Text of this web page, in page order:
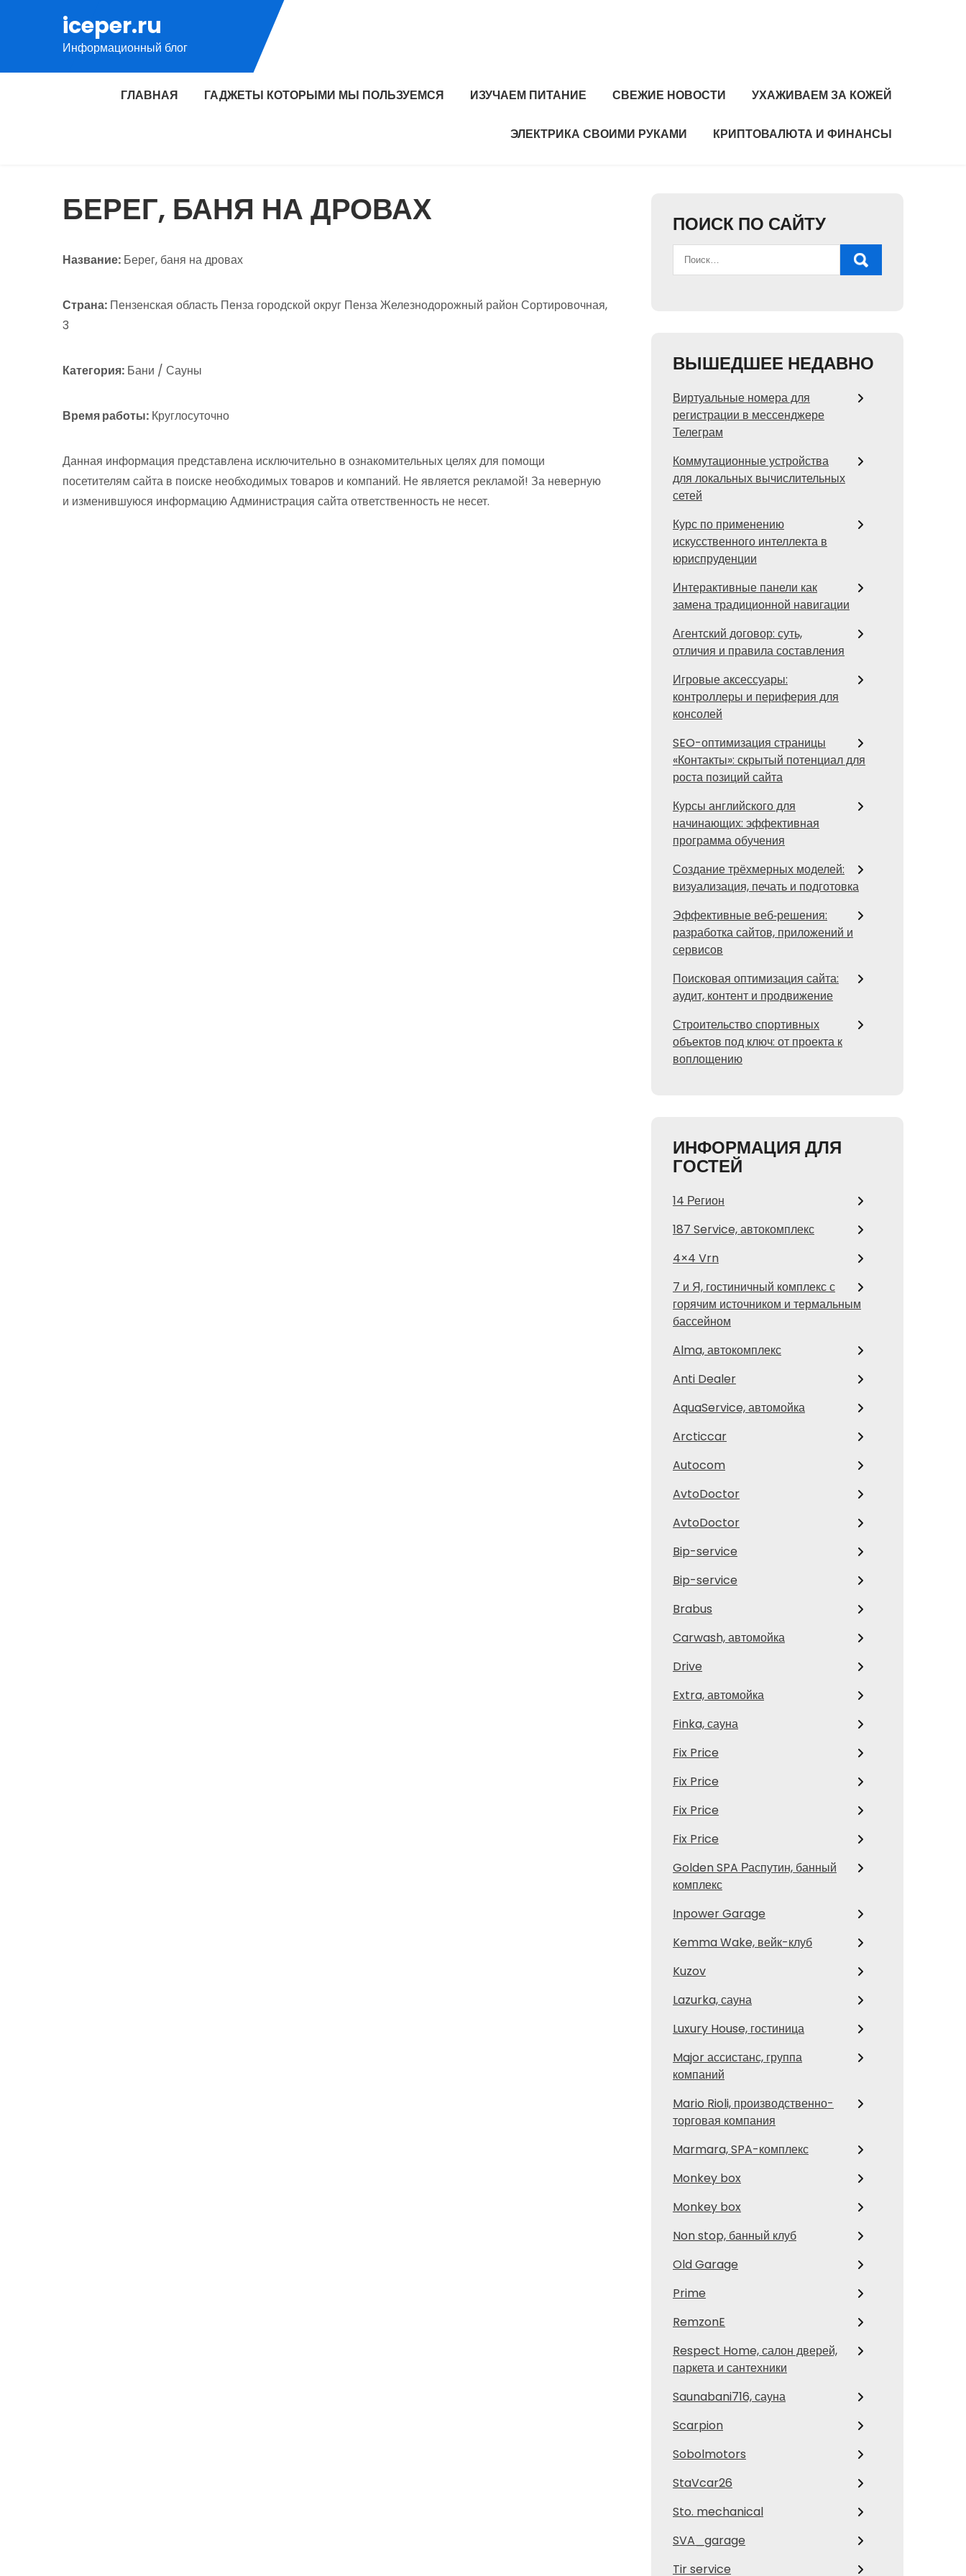
содержимому
iceper.ru
Информационный блог
ГЛАВНАЯ ГАДЖЕТЫ КОТОРЫМИ МЫ ПОЛЬЗУЕМСЯ ИЗУЧАЕМ ПИТАНИЕ СВЕЖИЕ НОВОСТИ УХАЖИВАЕМ ЗА КОЖЕЙ
ЭЛЕКТРИКА СВОИМИ РУКАМИ КРИПТОВАЛЮТА И ФИНАНСЫ
БЕРЕГ, БАНЯ НА ДРОВАХ
Название: Берег, баня на дровах
Страна: Пензенская область Пенза городской округ Пенза Железнодорожный район Сортировочная,
3
Категория: Бани / Сауны
Время работы: Круглосуточно
Данная информация представлена исключительно в ознакомительных целях для помощи
посетителям сайта в поиске необходимых товаров и компаний. Не является рекламой! За неверную
и изменившуюся информацию Администрация сайта ответственность не несет.
ПОИСК ПО САЙТУ
ВЫШЕДШЕЕ НЕДАВНО
Виртуальные номера для
регистрации в мессенджере
Телеграм
Коммутационные устройства
для локальных вычислительных
сетей
Курс по применению
искусственного интеллекта в
юриспруденции
Интерактивные панели как
замена традиционной навигации
Агентский договор: суть,
отличия и правила составления
Игровые аксессуары:
контроллеры и периферия для
консолей
SEO-оптимизация страницы
«Контакты»: скрытый потенциал для
роста позиций сайта
Курсы английского для
начинающих: эффективная
программа обучения
Создание трёхмерных моделей:
визуализация, печать и подготовка
Эффективные веб‑решения:
разработка сайтов, приложений и
сервисов
Поисковая оптимизация сайта:
аудит, контент и продвижение
Строительство спортивных
объектов под ключ: от проекта к
воплощению
ИНФОРМАЦИЯ ДЛЯ
ГОСТЕЙ
14 Регион
187 Service, автокомплекс
4×4 Vrn
7 и Я, гостиничный комплекс с
горячим источником и термальным
бассейном
Alma, автокомплекс
Anti Dealer
AquaService, автомойка
Arcticcar
Autocom
AvtoDoctor
AvtoDoctor
Bip-service
Bip-service
Brabus
Carwash, автомойка
Drive
Extra, автомойка
Finka, сауна
Fix Price
Fix Price
Fix Price
Fix Price
Golden SPA Распутин, банный
комплекс
Inpower Garage
Kemma Wake, вейк-клуб
Kuzov
Lazurka, сауна
Luxury House, гостиница
Major ассистанс, группа
компаний
Mario Rioli, производственно-
торговая компания
Marmara, SPA-комплекс
Monkey box
Monkey box
Non stop, банный клуб
Old Garage
Prime
RemzonE
Respect Home, салон дверей,
паркета и сантехники
Saunabani716, сауна
Scarpion
Sobolmotors
StaVcar26
Sto. mechanical
SVA_garage
Tir service